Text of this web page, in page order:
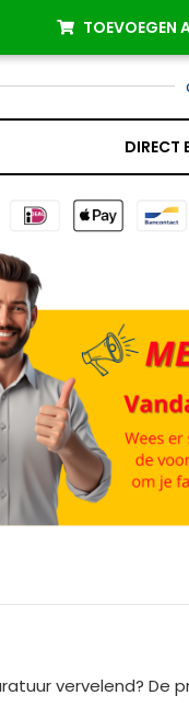
TOEVOEGEN
DIRECT
vervelend? De